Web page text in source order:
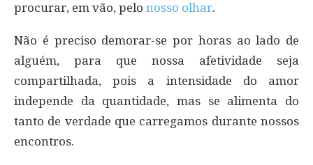
procurar, em vão, pelo nosso olhar.
Não é preciso demorar-se por horas ao lado de
alguém, para que nossa afetividade seja
compartilhada, pois a intensidade do amor
independe da quantidade, mas se alimenta do
tanto de verdade que carregamos durante nossos
encontros.